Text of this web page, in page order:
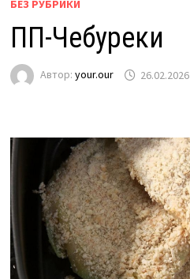
БЕЗ РУБРИКИ
ПП-Чебуреки
Автор: your.our 26.02.2026